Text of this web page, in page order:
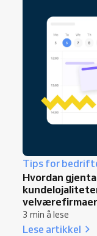
Tips for
Hvordan
velværefirmaer
3 min å lese
Lese artikkel